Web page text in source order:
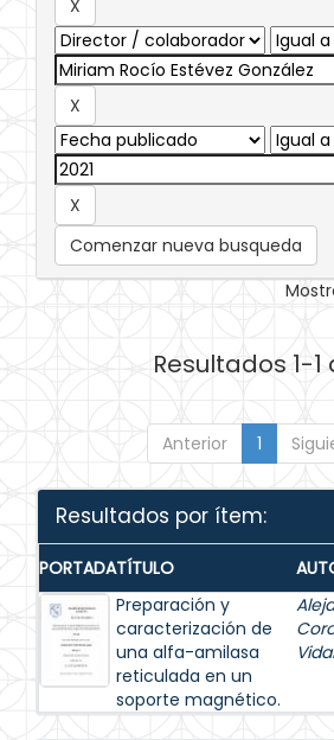
Comenzar nueva busqueda
Resultados 1-1
Anterior 1
Resultados por ítem:
PORTADATÍTULO
Preparación y
caracterización de
una alfa-amilasa
reticulada en un
soporte magnético.
Vidal